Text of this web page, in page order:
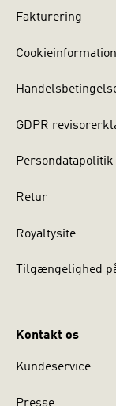
Fakturering
Cookieinformation
GDPR
Persondatapolitik
Retur
Royaltysite
Tilgængelighed
Kontakt os
Kundeservice